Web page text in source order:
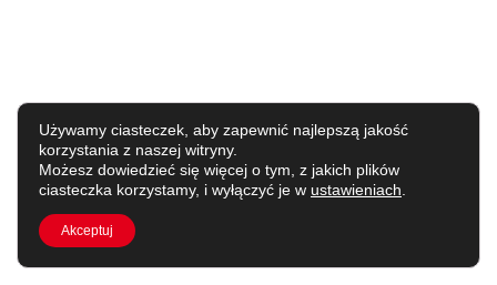
Używamy ciasteczek, aby zapewnić najlepszą jakość
korzystania z naszej witryny.
Możesz dowiedzieć się więcej o tym, z jakich plików
ciasteczka korzystamy, i wyłączyć je w ustawieniach
Akceptuj